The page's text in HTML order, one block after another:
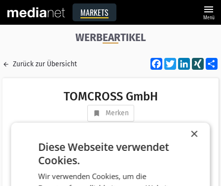
MARKETS menu
Menü
WERBEARTIKEL
Zurück zur Übersicht Facebook
Twitter XING
TOMCROSS GmbH
Merken
AT 1210 Wien
Telefonnummer +43 (1) 2944327
Website http://www.tomcross.at
×
Diese Webseite verwendet
Cookies.
Wir verwenden Cookies, um die